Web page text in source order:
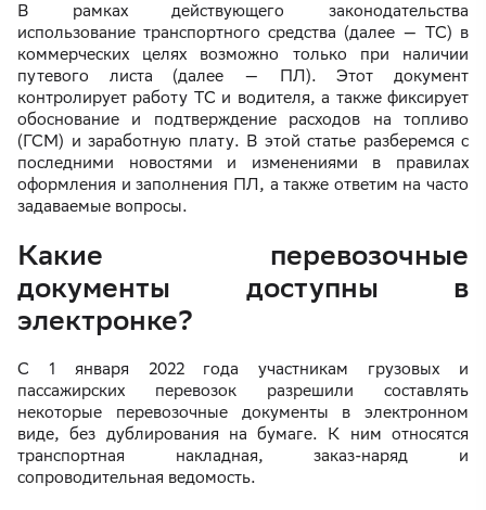
В рамках действующего законодательства
использование транспортного средства (далее — ТС) в
коммерческих целях возможно только при наличии
путевого листа (далее — ПЛ). Этот документ
контролирует работу ТС и водителя, а также фиксирует
обоснование и подтверждение расходов на топливо
(ГСМ) и заработную плату. В этой статье разберемся с
последними новостями и изменениями в правилах
оформления и заполнения ПЛ, а также ответим на часто
задаваемые вопросы.
Какие перевозочные
документы доступны в
электронке?
С 1 января 2022 года участникам грузовых и
пассажирских перевозок разрешили составлять
некоторые перевозочные документы в электронном
виде, без дублирования на бумаге. К ним относятся
транспортная накладная, заказ-наряд и
сопроводительная ведомость.